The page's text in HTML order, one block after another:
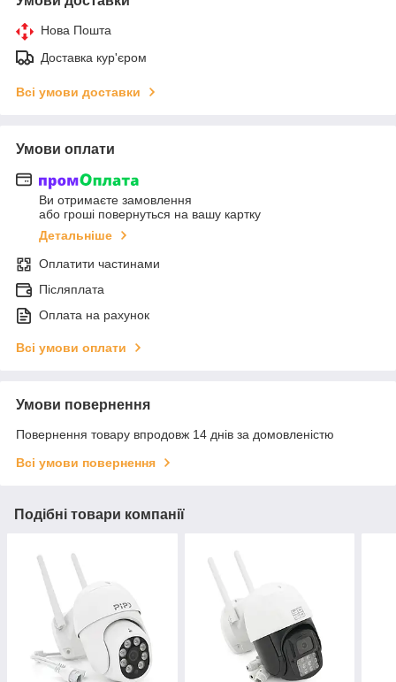
Нова Пошта
Доставка кур'єром
Всі умови доставки
Умови оплати
Ви отримаєте замовлення
або гроші повернуться на вашу картку
Детальніше
Оплатити частинами
Післяплата
Оплата на рахунок
Всі умови оплати
Умови повернення
Повернення товару впродовж 14 днів за домовленістю
Всі умови повернення
Подібні товари компанії